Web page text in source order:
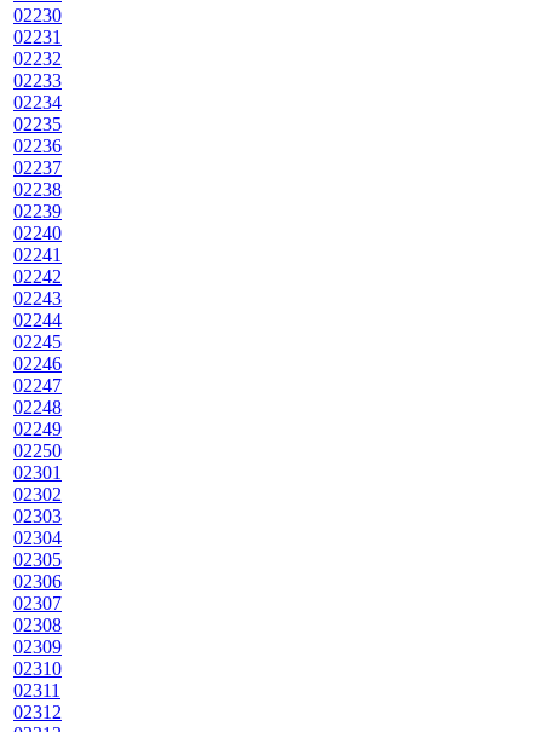
02230
02231
02232
02233
02234
02235
02236
02237
02238
02239
02240
02241
02242
02243
02244
02245
02246
02247
02248
02249
02250
02301
02302
02303
02304
02305
02306
02307
02308
02309
02310
02311
02312